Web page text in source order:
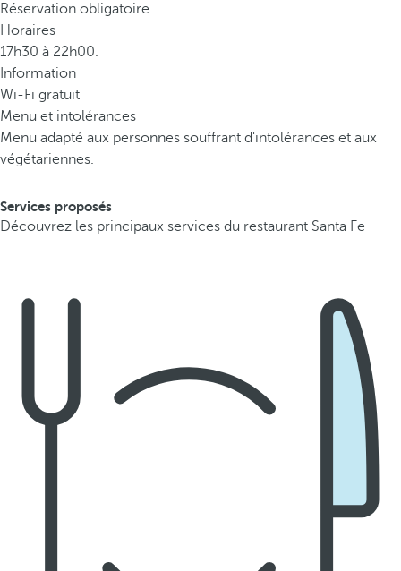
Réservation obligatoire.
Horaires
17h30 à 22h00.
Information
Wi-Fi gratuit
Menu et intolérances
Menu adapté aux personnes souffrant d'intolérances et aux
végétariennes.
Services proposés
Découvrez les principaux services du restaurant Santa Fe